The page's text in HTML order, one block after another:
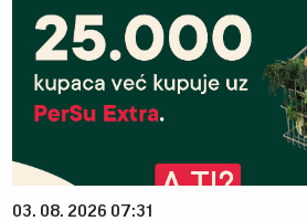
03. 08. 2026 07:31